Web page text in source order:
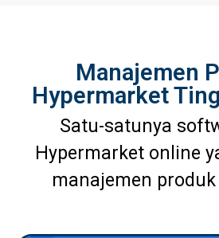
Manajemen
Hypermarket
Satu-satunya
Hypermarket online
manajemen